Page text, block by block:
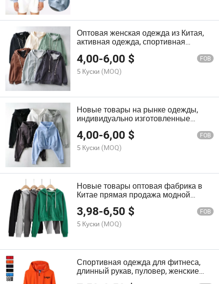
Оптовая женская одежда из Китая,
активная одежда, спортивная
молнией
4,00-6,00 $ FOB
5 Куски (MOQ)
Новые товары на рынке одежды,
индивидуально изготовленные
костюмы, укороченные топы, худи
4,00-6,00 $ FOB
5 Куски (MOQ)
Новые товары оптовая фабрика в
Китае прямая продажа модной
одежды худи модная одежда
спортивная одежда
3,98-6,50 $ FOB
5 Куски (MOQ)
Спортивная одежда для фитнеса,
длинный рукав, пуловер, женские